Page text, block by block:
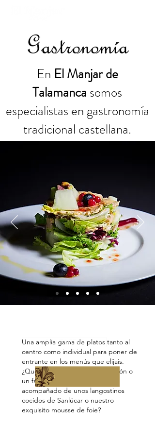
En El Manjar de
Talamanca somos
especialistas en gastronomía
tradicional castellana.
Una amplia gama de platos tanto al
centro como individual para poner de
entrante en los menús que elijais.
¿Qué tal una ensalada de gambón o
un fantástico queso de rulo,
acompañado de unos langostinos
cocidos de Sanlúcar o nuestro
exquisito mousse de foie?
CONTACTAR